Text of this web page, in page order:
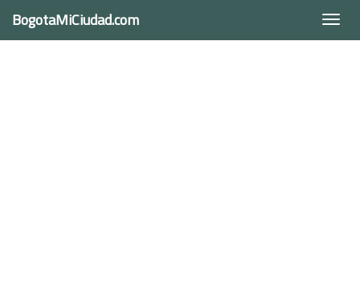
BogotaMiCiudad.com